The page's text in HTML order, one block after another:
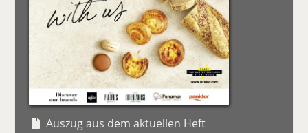
Auszug aus dem aktuellen Heft